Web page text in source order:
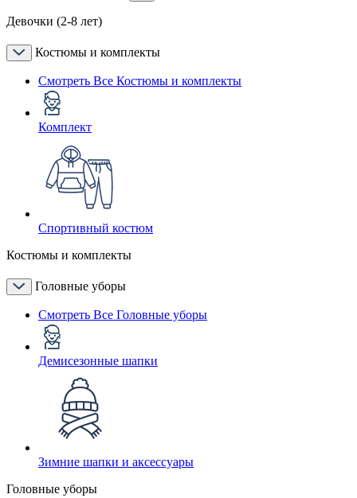
Девочки (2-8 лет)
Костюмы и комплекты
Смотреть Все Костюмы и комплекты
Комплект
Спортивный костюм
Костюмы и комплекты
Головные уборы
Смотреть Все Головные уборы
Демисезонные шапки
Зимние шапки и аксессуары
Головные уборы